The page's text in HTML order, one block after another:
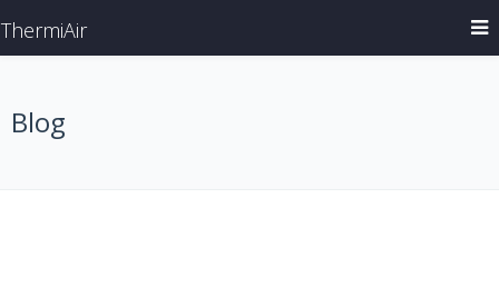
Blog
ThermiAir